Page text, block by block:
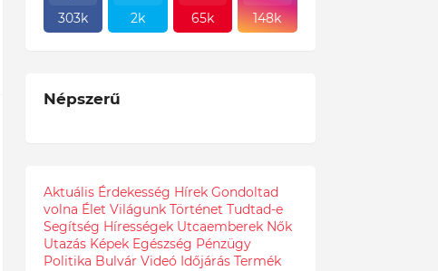
303k 2k 65k 148k
Népszerű
Aktuális Érdekesség Hírek Gondoltad
volna Élet Világunk Történet Tudtad-e
Segítség Hírességek Utcaemberek Nők
Utazás Képek Egészség Pénzügy
Politika Bulvár Videó Időjárás Termék